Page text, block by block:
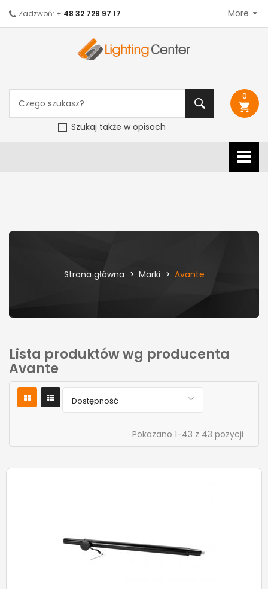
Szukaj także w opisach
0
shopping_cart
Zadzwoń: + 48 32 729 97 17 More
Strona główna Marki Avante
Lista produktów wg producenta
Avante
Dostępność 
Pokazano 1-43 z 43 pozycji